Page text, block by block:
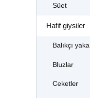
Süet
Hafif giysiler
Balıkçı yaka
Bluzlar
Ceketler